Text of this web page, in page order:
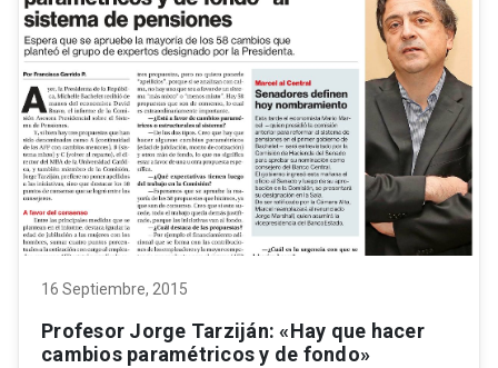
16 Septiembre, 2015
Profesor Jorge Tarziján: «Hay que hacer
cambios paramétricos y de fondo»